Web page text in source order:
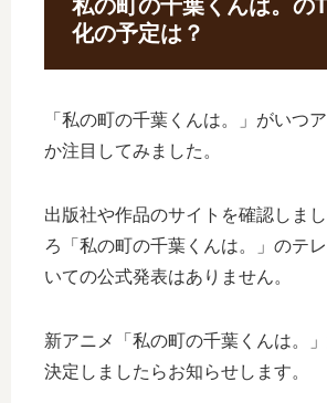
私の町の千葉くんは。の
化の予定は？
「私の町の千葉くんは。」がいつ
か注目してみました。
出版社や作品のサイトを確認しま
ろ「私の町の千葉くんは。」のテ
いての公式発表はありません。
新アニメ「私の町の千葉くんは。
決定しましたらお知らせします。